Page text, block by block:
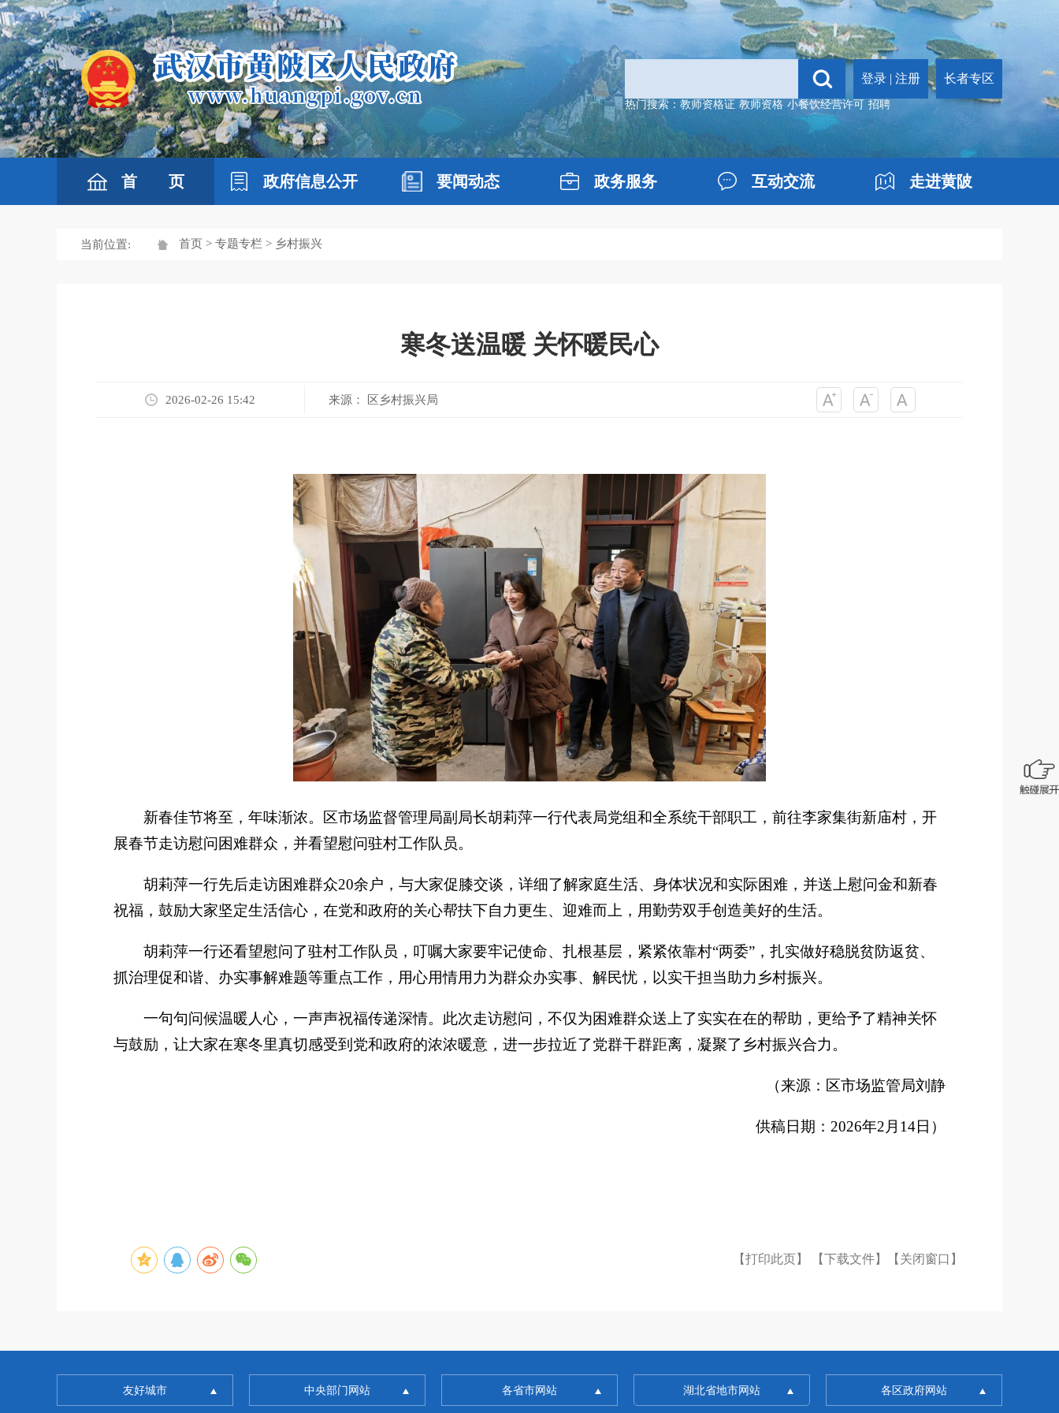
登录 | 注册 长者专区
热门搜索： 教师资格证 教师资格 小餐饮经营许可 招聘
首 页 政府信息公开 要闻动态 政务服务 互动交流 走进黄陂
当前位置: 首页 > 专题专栏 > 乡村振兴
寒冬送温暖 关怀暖民心
2026-02-26 15:42 来源： 区乡村振兴局
新春佳节将至，年味渐浓。区市场监督管理局副局长胡莉萍一行代表局党组和全系统干部职工，前往李家集街新庙村，开
展春节走访慰问困难群众，并看望慰问驻村工作队员。
胡莉萍一行先后走访困难群众20余户，与大家促膝交谈，详细了解家庭生活、身体状况和实际困难，并送上慰问金和新春
祝福，鼓励大家坚定生活信心，在党和政府的关心帮扶下自力更生、迎难而上，用勤劳双手创造美好的生活。
胡莉萍一行还看望慰问了驻村工作队员，叮嘱大家要牢记使命、扎根基层，紧紧依靠村“两委”，扎实做好稳脱贫防返贫、
抓治理促和谐、办实事解难题等重点工作，用心用情用力为群众办实事、解民忧，以实干担当助力乡村振兴。
一句句问候温暖人心，一声声祝福传递深情。此次走访慰问，不仅为困难群众送上了实实在在的帮助，更给予了精神关怀
与鼓励，让大家在寒冬里真切感受到党和政府的浓浓暖意，进一步拉近了党群干群距离，凝聚了乡村振兴合力。
（来源：区市场监管局刘静
供稿日期： 2026年2 月 14日 ）
【打印此页】 【下载文件】 【关闭窗口】
友好城市 中央部门网站 各省市网站 湖北省地市网站 各区政府网站